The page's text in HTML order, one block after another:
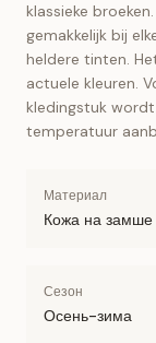
klassieke
gemakkelijk bij
heldere tinten.
actuele kleuren.
kledingstuk
temperatuur
Материал
Кожа на замше
Сезон
Осень-зима